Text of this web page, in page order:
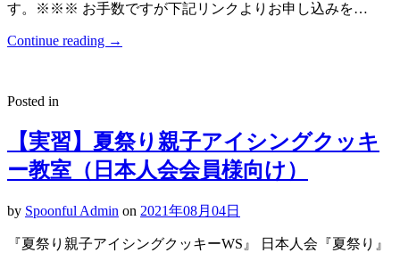
す。※※※ お手数ですが下記リンクよりお申し込みを…
Continue reading →
Posted in
【実習】夏祭り親子アイシングクッキ
ー教室（日本人会会員様向け）
by Spoonful Admin on 2021年08月04日
『夏祭り親子アイシングクッキーWS』 日本人会『夏祭り』